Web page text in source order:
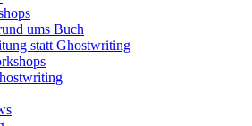
ums Buch
statt Ghostwriting